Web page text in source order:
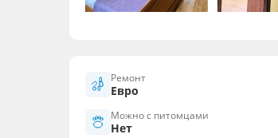
Ремонт
Евро
Можно с питомцами
Нет